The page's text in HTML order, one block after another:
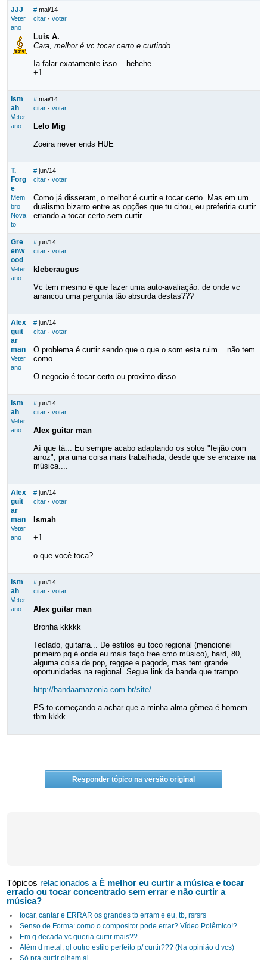
JJJ
Veter
ano
# mai/14
citar· votar
Luis A.
Cara, melhor é vc tocar certo e curtindo....
Ia falar exatamente isso... hehehe
+1
Ism
ah
Veter
ano
# mai/14
citar· votar
Lelo Mig
Zoeira never ends HUE
T.
Forg
e
Mem
bro
Nova
to
# jun/14
citar· votar
Como já disseram, o melhor é curtir e tocar certo. Mas em um
dualismo bizarro entre as opções que tu citou, eu preferiria curtir
errando a tocar certo sem curtir.
Gre
enw
ood
Veter
ano
# jun/14
citar· votar
kleberaugus
Vc tem mesmo é que fazer uma auto-avaliação: de onde vc
arrancou uma pergunta tão absurda destas???
Alex
guit
ar
man
Veter
ano
# jun/14
citar· votar
O problema é curtir sendo que o que o som esta ruim... não tem
como..
O negocio é tocar certo ou proximo disso
Ism
ah
Veter
ano
# jun/14
citar· votar
Alex guitar man
Aí que tá... Eu sempre acabo adaptando os solos "feijão com
arroz", pra uma coisa mais trabalhada, desde que se encaixe na
música....
Alex
guit
ar
man
Veter
ano
# jun/14
citar· votar
Ismah
+1
o que você toca?
Ism
ah
Veter
ano
# jun/14
citar· votar
Alex guitar man
Bronha kkkkk
Teclado, guitarra... De estilos eu toco regional (mencionei
primeiro pq é onde eu mais faço free cmo músico), hard, 80,
alguma coisa de pop, reggae e pagode, mas tem grande
oportunidades na regional. Segue link da banda que trampo...
http://bandaamazonia.com.br/site/
PS to começando a achar que a minha alma gêmea é homem
tbm kkkk
Responder tópico na versão original
Tópicos relacionados a É melhor eu curtir a música e tocar
errado ou tocar concentrado sem errar e não curtir a
música?
tocar, cantar e ERRAR os grandes tb erram e eu, tb, rsrsrs
Senso de Forma: como o compositor pode errar? Vídeo Polêmico!?
Em q decada vc queria curtir mais??
Além d metal, ql outro estilo perfeito p/ curtir??? (Na opinião d vcs)
Só pra curtir olhem ai